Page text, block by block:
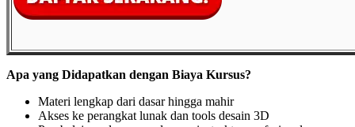
Apa yang Didapatkan dengan Biaya Kursus?
Materi lengkap dari dasar hingga mahir
Akses ke perangkat lunak dan tools desain 3D